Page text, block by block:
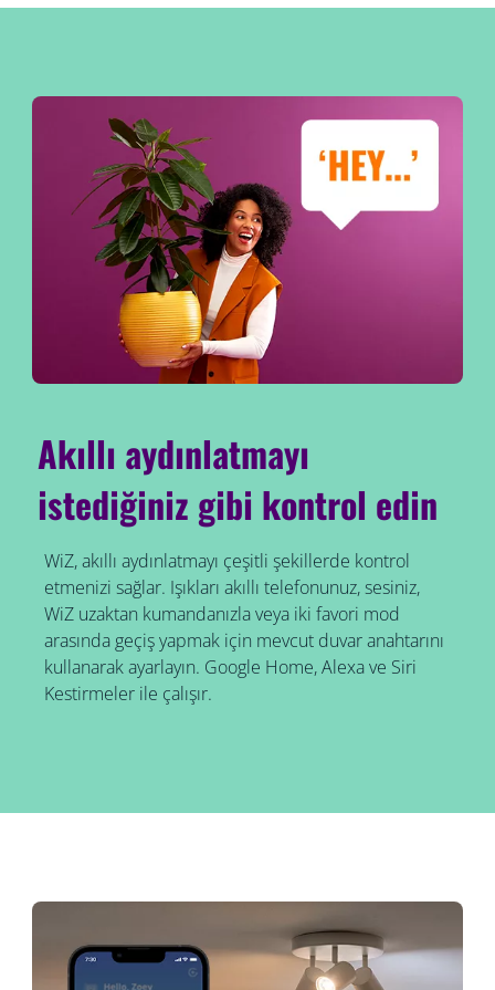
Akıllı aydınlatmayı
istediğiniz gibi kontrol edin
WiZ, akıllı aydınlatmayı çeşitli şekillerde kontrol
etmenizi sağlar. Işıkları akıllı telefonunuz, sesiniz,
WiZ uzaktan kumandanızla veya iki favori mod
arasında geçiş yapmak için mevcut duvar anahtarını
kullanarak ayarlayın. Google Home, Alexa ve Siri
Kestirmeler ile çalışır.